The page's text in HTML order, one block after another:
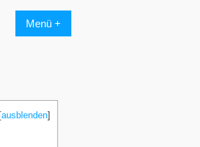
Menü +
[ausblenden]